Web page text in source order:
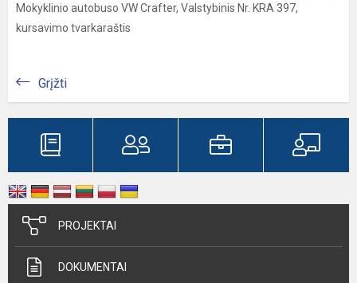
Mokyklinio autobuso VW Crafter, Valstybinis Nr. KRA 397,
kursavimo tvarkaraštis
Grįžti
PROJEKTAI
DOKUMENTAI